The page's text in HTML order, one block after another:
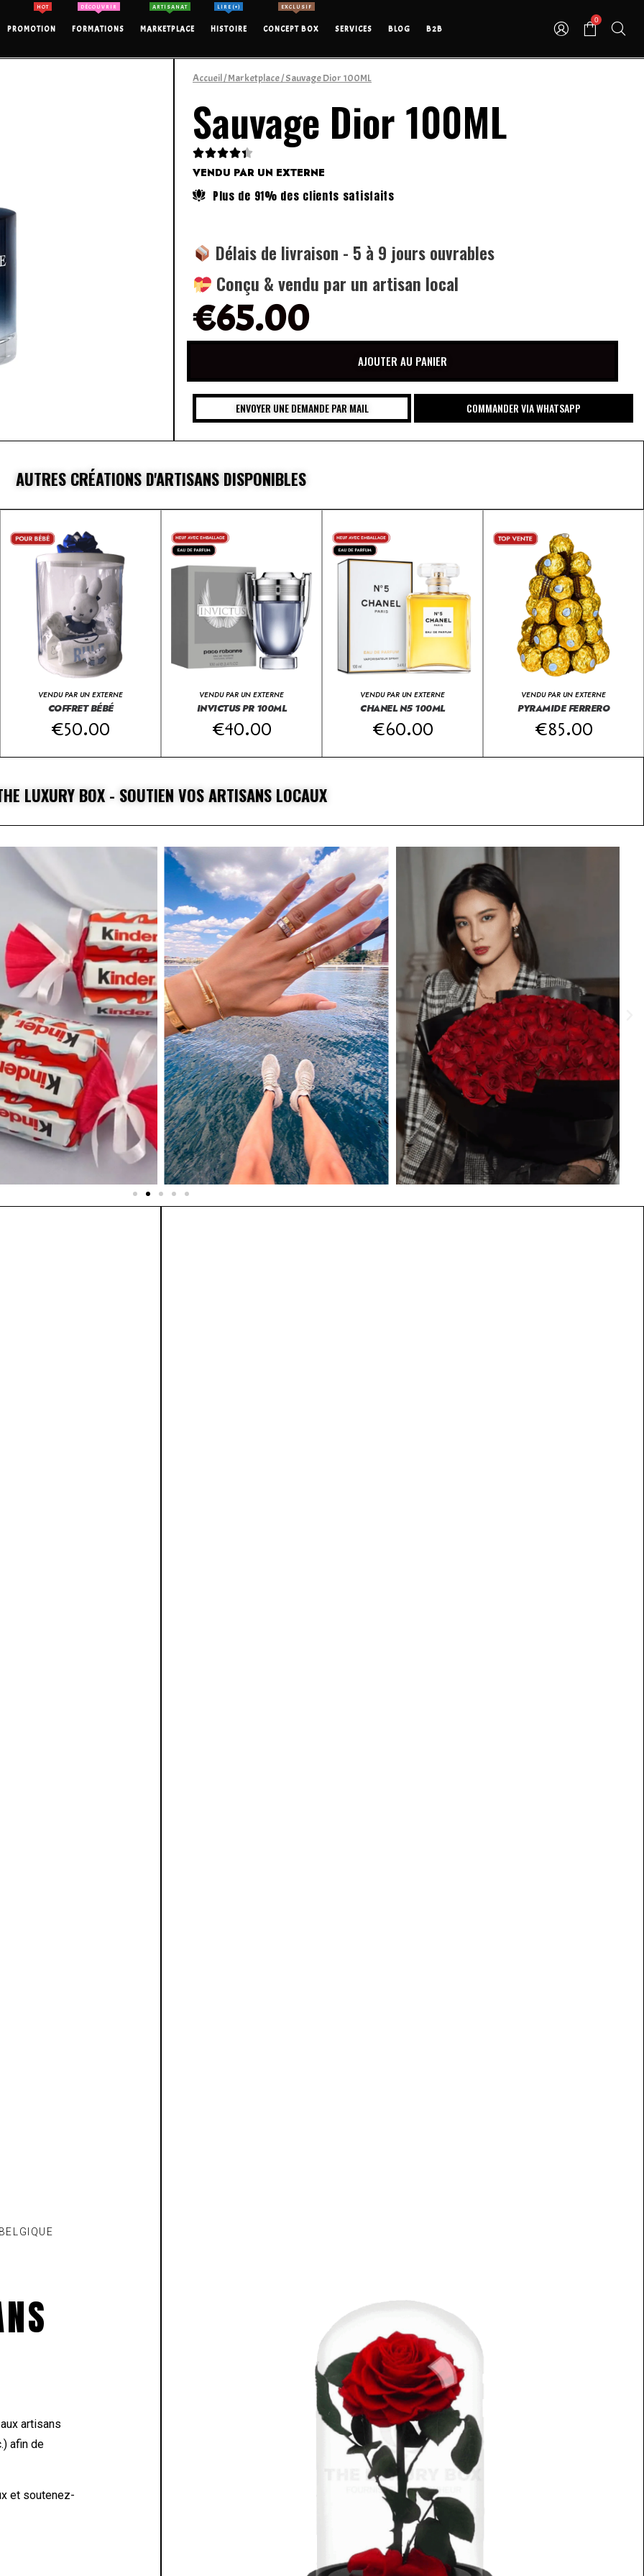
PROMOTION
HOT
FORMATIONS
DÉCOUVRIR
MARKETPLACE
ARTISANAT
HISTOIRE
LIRE (+)
CONCEPT BOX
EXCLUSIF
SERVICES BLOG B2B
0
Accueil/Marketplace/ Sauvage Dior 100ML
Sauvage Dior 100ML

VENDU PAR UN EXTERNE
Plus de 91% des clients satisfaits
Délais de livraison - 5 à 9 jours ouvrables
Conçu & vendu par un artisan local
€65.00
AJOUTER AU PANIER
ENVOYER UNE DEMANDE PAR MAIL COMMANDER VIA WHATSAPP
AUTRES CRÉATIONS D'ARTISANS DISPONIBLES
VENDU PAR UN EXTERNE
COFFRET BÉBÉ
€50.00
VENDU PAR UN EXTERNE
INVICTUS PR 100ML
€40.00
VENDU PAR UN EXTERNE
CHANEL N5 100ML
€60.00
VENDU PAR UN EXTERNE
PYRAMIDE FERRERO
€85.00
LUXURY BOX - SOUTIEN VOS ARTISANS LOCAUX
€ 65.00 AJOUTEZ AU PANIER
€ 65.00 AJOUTEZ AU PANIER
artisans
afin de
et soutenez-